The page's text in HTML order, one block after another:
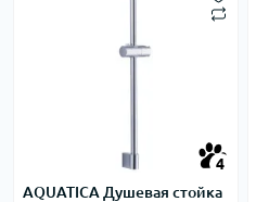
4
AQUATICA Душевая стойка